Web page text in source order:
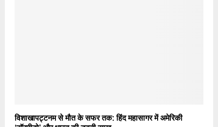
विशाखापट्टनम से मौत के सफर तक: हिंद महासागर में अमेरिकी